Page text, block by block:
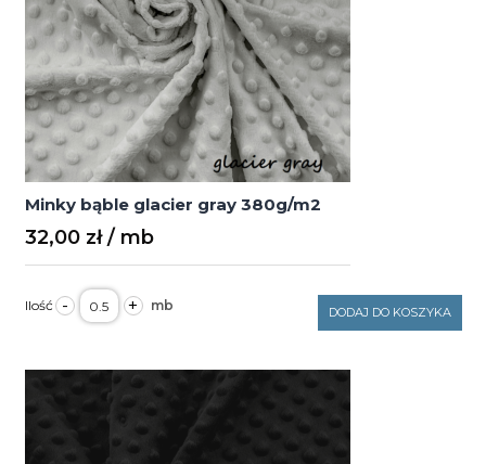
Minky bąble glacier gray 380g/m2
32,00 zł
- ilość
Minky
bąble
380g/m2
+ DODAJ DO KOSZYKA